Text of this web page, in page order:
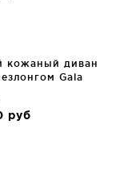
кожаный диван
Gala
руб